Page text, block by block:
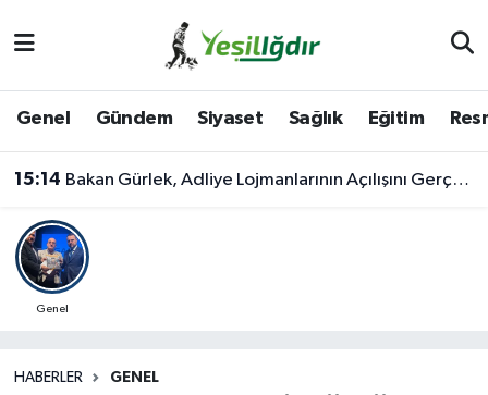
Genel Gündem Siyaset Sağlık Eğitim
15:14 Bakan Gürlek, Adliye Lojmanlarının Açılışını Gerçekleştirdi
Genel
HABERLER GENEL
İğdir Namaz Vakitleri
Iğdır Trafik Yoğunluk Haritası
Süper Lig Puan Durumu ve Fikstür